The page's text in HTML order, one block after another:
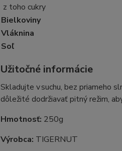
z toho cukry
Bielkoviny
Vláknina
Soľ
Užitočné informácie
Skladujte v suchu, bez priameho
dôležité dodržiavať pitný režim,
Hmotnosť: 250g
Výrobca: TIGERNUT